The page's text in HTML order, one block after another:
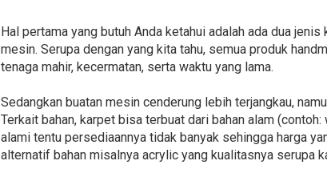
Hal pertama yang butuh Anda ketahui adalah ada dua
mesin. Serupa dengan yang kita tahu, semua produk
tenaga mahir, kecermatan, serta waktu yang lama.
Sedangkan buatan mesin cenderung lebih terjangkau,
Terkait bahan, karpet bisa terbuat dari bahan alam
alami tentu persediaannya tidak banyak sehingga harga
alternatif bahan misalnya acrylic yang kualitasnya serupa